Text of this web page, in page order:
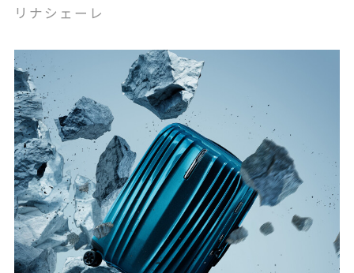
リナシェーレ